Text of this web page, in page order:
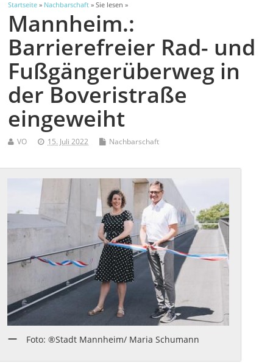
Startseite » Nachbarschaft » Sie lesen »
Mannheim.:
Barrierefreier Rad- und
Fußgängerüberweg in
der Boveristraße
eingeweiht
VO 15. Juli 2022 Nachbarschaft
Foto: ®Stadt Mannheim/ Maria Schumann